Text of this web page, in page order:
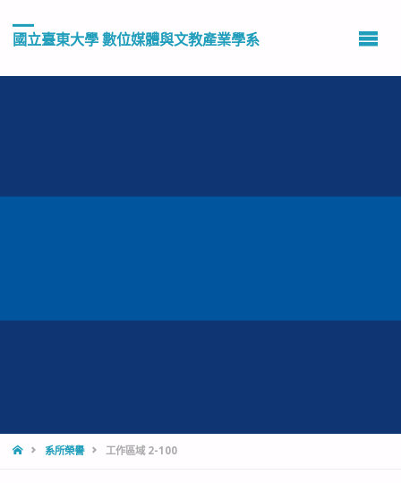
國立臺東大學 數位媒體與文教產業學系
HOME系所榮譽 工作區域 2-100